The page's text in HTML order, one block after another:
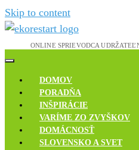
Skip to content
Ekoreštart
Novinky, rozhovory a inšpirácie
DOMOV
PORADŇA
INŠPIRÁCIE
VARÍME ZO ZVYŠKOV
DOMÁCNOSŤ
SLOVENSKO A SVET